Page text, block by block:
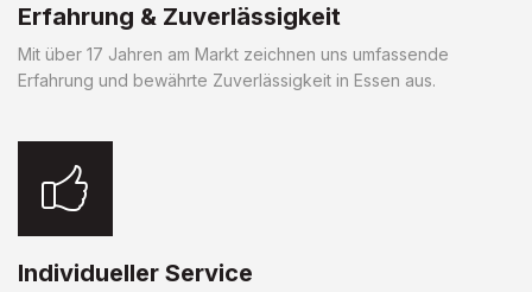
Erfahrung & Zuverlässigkeit
Mit über 17 Jahren am Markt zeichnen uns umfassende
Erfahrung und bewährte Zuverlässigkeit in Essen aus.
Individueller Service